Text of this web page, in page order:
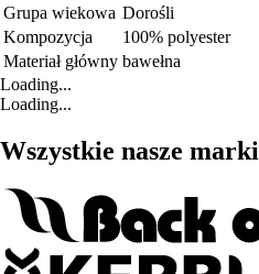
Grupa wiekowa Dorośli
Kompozycja
100% polyester
Materiał główny bawełna
Loading...
Loading...
Wszystkie nasze marki